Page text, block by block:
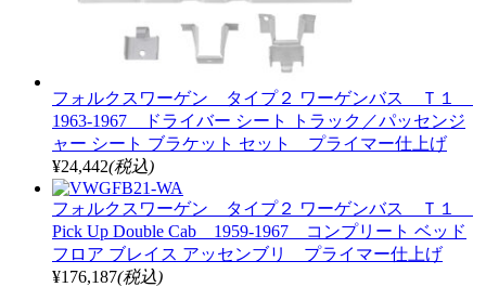
フォルクスワーゲン タイプ２ ワーゲンバス Ｔ１
1963-1967 ドライバー シート トラック／パッセンジ
ャー シート ブラケット セット プライマー仕上げ
¥24,442(税込)
フォルクスワーゲン タイプ２ ワーゲンバス Ｔ１
Pick Up Double Cab 1959-1967 コンプリート ベッド
フロア ブレイス アッセンブリ プライマー仕上げ
¥176,187(税込)